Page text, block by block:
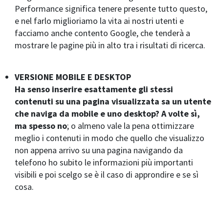
Performance significa tenere presente tutto questo,
e nel farlo miglioriamo la vita ai nostri utenti e
facciamo anche contento Google, che tenderà a
mostrare le pagine più in alto tra i risultati di ricerca.
VERSIONE MOBILE E DESKTOP
Ha senso inserire esattamente gli stessi
contenuti su una pagina visualizzata sa un utente
che naviga da mobile e uno desktop? A volte sì,
ma spesso no; o almeno vale la pena ottimizzare
meglio i contenuti in modo che quello che visualizzo
non appena arrivo su una pagina navigando da
telefono ho subito le informazioni più importanti
visibili e poi scelgo se è il caso di approndire e se sì
cosa.